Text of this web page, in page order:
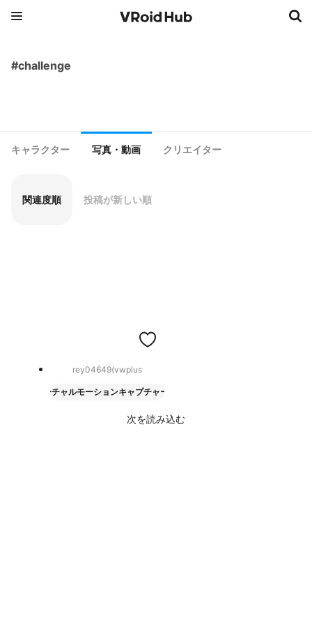
#challenge
キャラクター 写真・動画 クリエイター
関連度順 投稿が新しい順
rey04649(vwplus
バーチャルモーションキャプチャー
次を読み込む